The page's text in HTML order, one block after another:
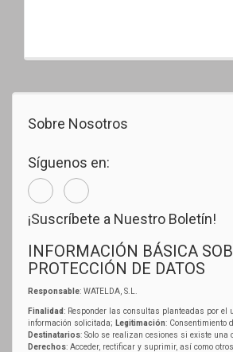
Sobre Nosotros
Síguenos en:
¡Suscríbete a Nuestro Boletín!
INFORMACIÓN BÁSICA
PROTECCIÓN DE DATOS
Responsable: WATELDA, S.L.
Finalidad: Responder las consultas planteadas por el
información solicitada; Legitimación: Consentimiento
Destinatarios: Solo se realizan cesiones si existe una
Derechos: Acceder, rectificar y suprimir, así como